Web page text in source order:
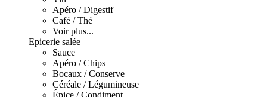
Apéro / Digestif
Café / Thé
Voir plus...
Epicerie salée
Sauce
Apéro / Chips
Bocaux / Conserve
Céréale / Légumineuse
Épice / Condiment